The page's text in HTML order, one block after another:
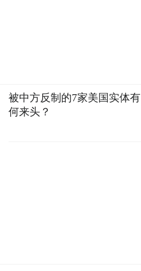
被中方反制的7家美国实体有
何来头？